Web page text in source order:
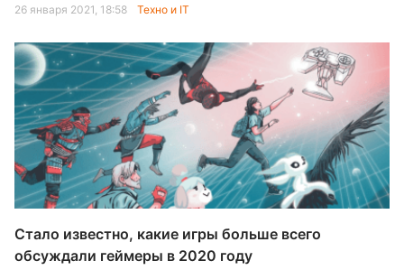
26 января 2021, 18:58 Техно и IT
Стало известно, какие игры больше всего
обсуждали геймеры в 2020 году